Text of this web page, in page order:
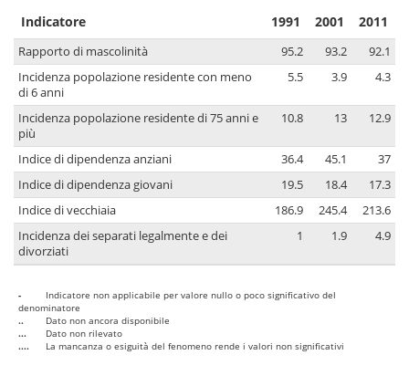
Indicatore 1991 2001 2011
Rapporto di mascolinità 95.2 93.2
92.1
Incidenza popolazione residente con meno
di 6 anni
5.5 3.9 4.3
Incidenza popolazione residente di 75 anni e
più
10.8 13 12.9
Indice di dipendenza anziani 36.4 45.1
37
Indice di dipendenza giovani
19.5 18.4
17.3
Indice di vecchiaia
186.9 245.4
213.6
Incidenza dei separati legalmente e dei
divorziati
1 1.9 4.9
-
Indicatore non applicabile per valore nullo o poco significativo del
denominatore
..
Dato non ancora disponibile
...
Dato non rilevato
....
La mancanza o esiguità del fenomeno rende i valori non significativi